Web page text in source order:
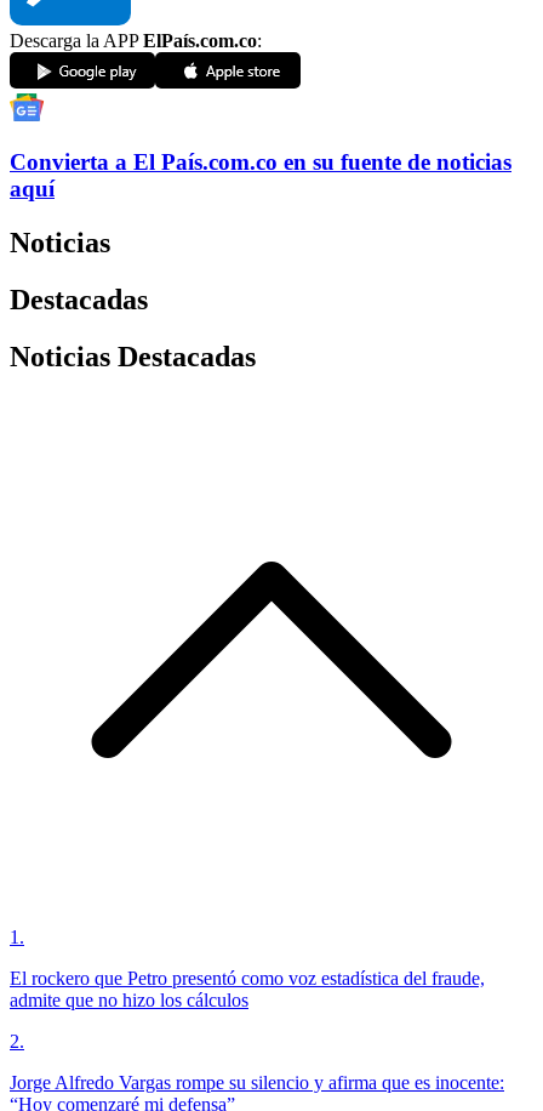
Descarga la APPElPaís.com.co:
Convierta a El País.com.co en su fuente de noticias
aquí
Noticias
Destacadas
Noticias Destacadas
1 .
El rockero que Petro presentó como voz estadística del fraude,
admite que no hizo los cálculos
2.
Jorge Alfredo Vargas rompe su silencio y afirma que es inocente:
“Hoy comenzaré mi defensa”